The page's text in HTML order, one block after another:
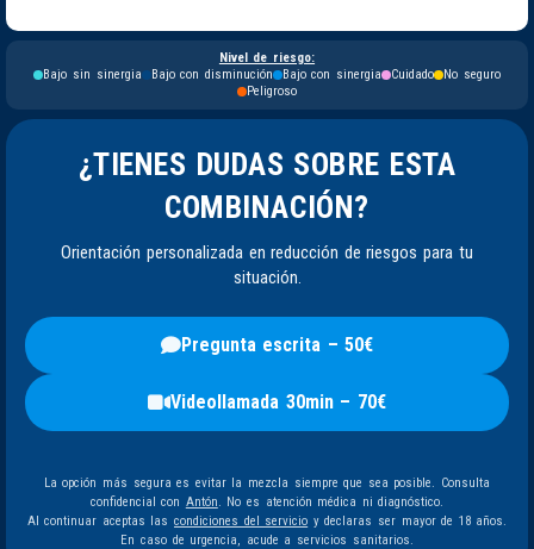
Nivel de riesgo:
Bajo sin sinergia
Bajo con disminución Bajo con sinergia Cuidado
No seguro
Peligroso
¿TIENES DUDAS SOBRE ESTA
COMBINACIÓN?
Orientación personalizada en reducción de riesgos para tu
situación.
Pregunta escrita – 50€
Videollamada 30min – 70€
La opción más segura es evitar la mezcla siempre que sea posible. Consulta
confidencial con Antón. No es atención médica ni diagnóstico.
Al continuar aceptas las condiciones del servicio y declaras ser mayor de 18 años.
En caso de urgencia, acude a servicios sanitarios.